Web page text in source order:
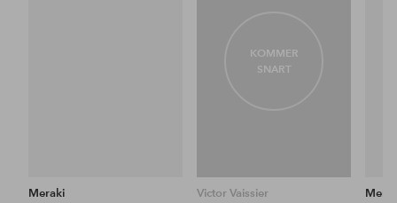
Meraki
KOMMER
SNART
Victor Vaissier